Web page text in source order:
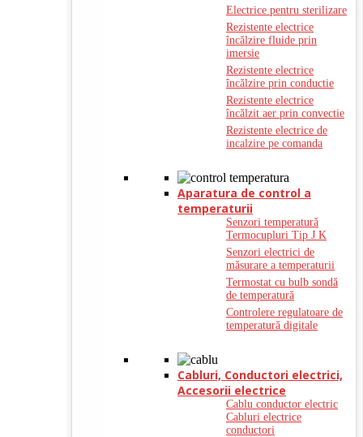
Electrice pentru sterilizare
Rezistente electrice
încălzire fluide prin
imersie
Rezistente electrice
încălzire prin conductie
Rezistente electrice
încălzit aer prin convectie
Rezistente electrice de
incalzire pe comanda
Aparatura de control a
temperaturii
Senzori temperatură
Termocupluri Tip J K
Senzori electrici de
măsurare a temperaturii
Termostat cu bulb sondă
de temperatură
Controlere regulatoare de
temperatură digitale
Cabluri, Conductori electrici,
Accesorii electrice
Cablu conductor electric
Cabluri electrice
conductori